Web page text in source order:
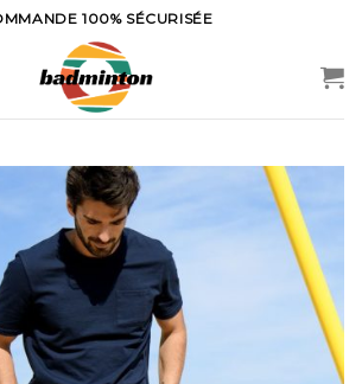
100% SÉCURISÉE